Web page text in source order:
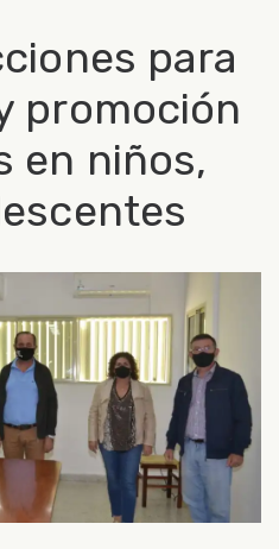
para
promoción
en niños,